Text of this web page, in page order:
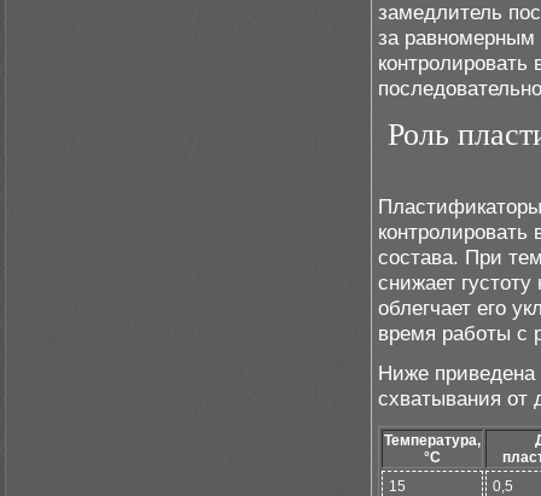
замедлитель
за равномерным
Роль
состава. При
снижает
облегчает его
время работы с
Ниже
схватывания от
Температура,
°C
15
0,5